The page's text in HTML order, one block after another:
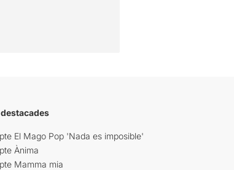
El Mago Pop 'Nada es imposible'
Ànima
Mamma mia